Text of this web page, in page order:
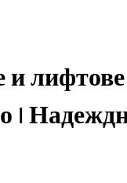
лифтове
|